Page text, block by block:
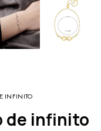
INFINITO
de infinito